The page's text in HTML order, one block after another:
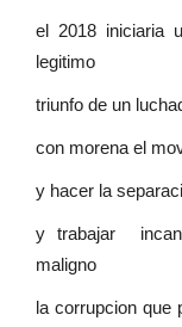
el 2018 iniciaria
legitimo
triunfo de un
con morena el
y hacer la
y trabajar
maligno
la corrupcion que